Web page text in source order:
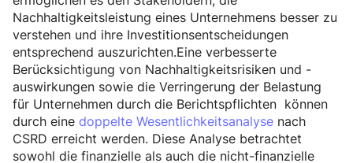
Nachhaltigkeitsleistung eines Unternehmens besser zu
verstehen und ihre Investitionsentscheidungen
entsprechend auszurichten.Eine verbesserte
Berücksichtigung von Nachhaltigkeitsrisiken und -
auswirkungen sowie die Verringerung der Belastung
für Unternehmen durch die Berichtspflichten können
durch eine doppelte Wesentlichkeitsanalyse nach
CSRD erreicht werden. Diese Analyse betrachtet
sowohl die finanzielle als auch die nicht-finanzielle